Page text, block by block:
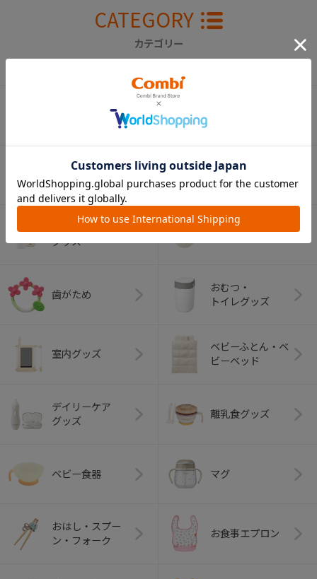
CATEGORY
カテゴリー
ベビーラック＆
ベビーチェア
抱っこひも
（子守帯）
グッズ
おしゃぶり
歯がため
おむつ・
トイレグッズ
室内グッズ
ベビーふとん・ベ
ビーベッド
デイリーケア
グッズ
離乳食グッズ
ベビー食器 マグ
おはし・スプー
ン・フォーク
お食事エプロン